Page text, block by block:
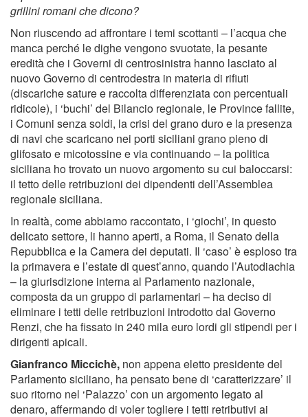
grillini romani che dicono?
Non riuscendo ad affrontare i temi scottanti – l’acqua che
manca perché le dighe vengono svuotate, la pesante
eredità che i Governi di centrosinistra hanno lasciato al
nuovo Governo di centrodestra in materia di rifiuti
(discariche sature e raccolta differenziata con percentuali
ridicole), i ‘buchi’ del Bilancio regionale, le Province fallite,
i Comuni senza soldi, la crisi del grano duro e la presenza
di navi che scaricano nei porti siciliani grano pieno di
glifosato e micotossine e via continuando – la politica
siciliana ho trovato un nuovo argomento su cui baloccarsi:
il tetto delle retribuzioni dei dipendenti dell’Assemblea
regionale siciliana.
In realtà, come abbiamo raccontato, i ‘giochi’, in questo
delicato settore, li hanno aperti, a Roma, il Senato della
Repubblica e la Camera dei deputati. Il ‘caso’ è esploso tra
la primavera e l’estate di quest’anno, quando l’Autodiachia
– la giurisdizione interna al Parlamento nazionale,
composta da un gruppo di parlamentari – ha deciso di
eliminare i tetti delle retribuzioni introdotto dal Governo
Renzi, che ha fissato in 240 mila euro lordi gli stipendi per i
dirigenti apicali.
Gianfranco Miccichè, non appena eletto presidente del
Parlamento siciliano, ha pensato bene di ‘caratterizzare’ il
suo ritorno nel ‘Palazzo’ con un argomento legato al
denaro, affermando di voler togliere i tetti retributivi ai